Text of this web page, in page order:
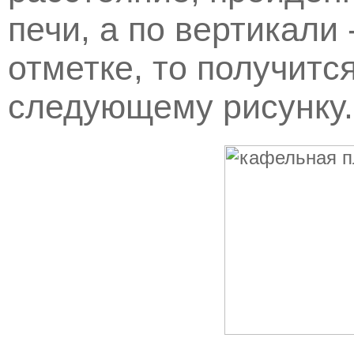
печи, а по
отметке, то
следующему рисунку.